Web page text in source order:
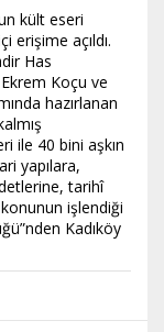
kült eseri
erişime açıldı.
Has
Koçu ve
hazırlanan
ile 40 bini aşkın
yapılara,
tarihî
işlendiği
Kadıköy